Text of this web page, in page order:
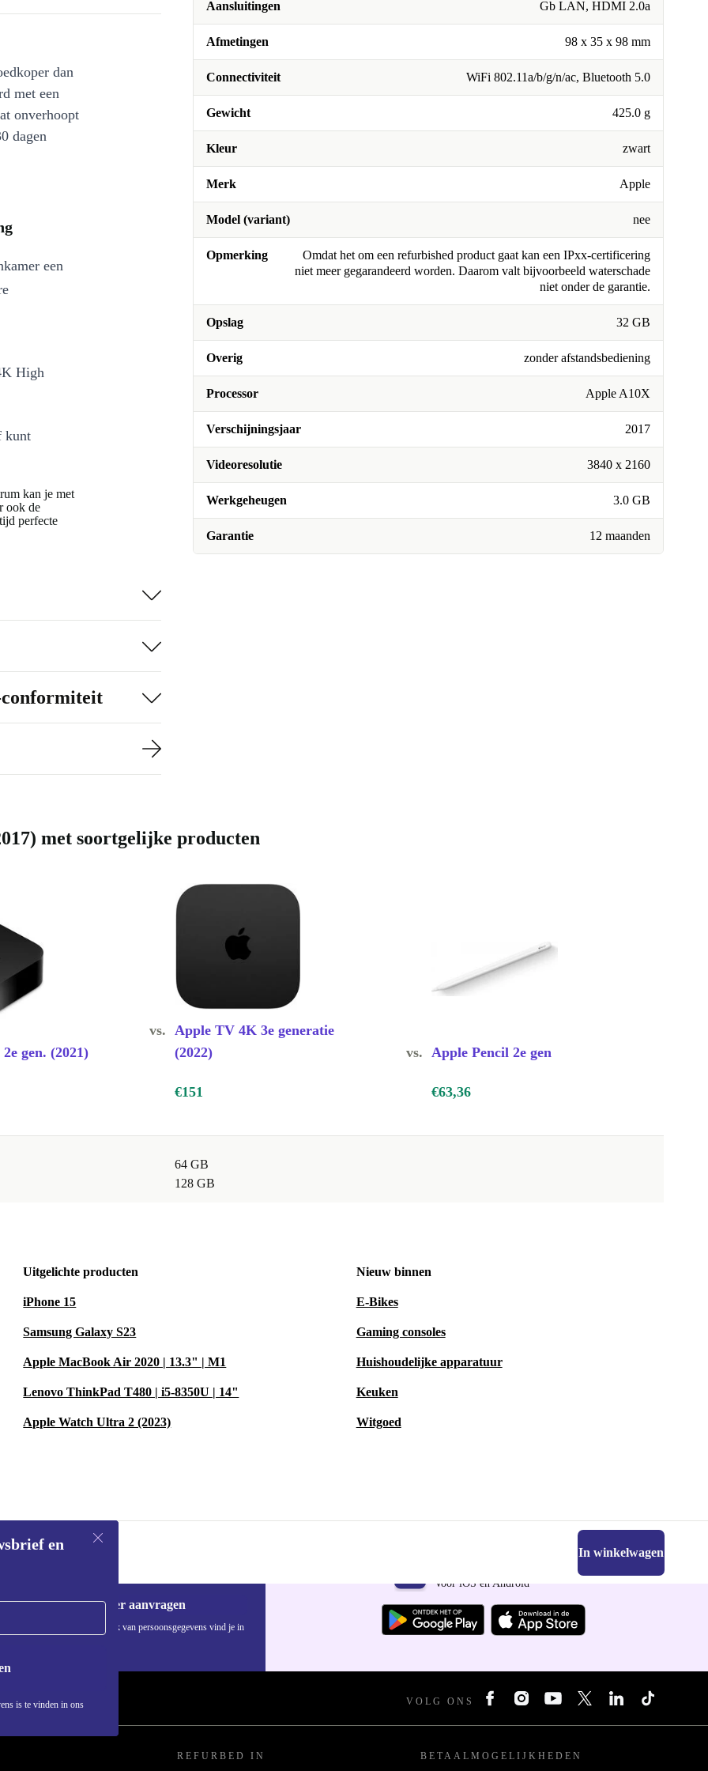
Aansluitingen Gb LAN, HDMI 2.0a
Afmetingen 98 x 35 x 98 mm
Connectiviteit WiFi 802.11a/b/g/n/ac, Bluetooth 5.0
Gewicht 425.0 g
Kleur zwart
Merk Apple
Model (variant) nee
Opmerking
Omdat het om een refurbished product gaat kan een IPxx-certificering
niet meer gegarandeerd worden. Daarom valt bijvoorbeeld waterschade
niet onder de garantie.
Opslag 32 GB
Overig zonder afstandsbediening
Processor Apple A10X
Verschijningsjaar 2017
Videoresolutie 3840 x 2160
Werkgeheugen 3.0 GB
Garantie 12 maanden
dan
met een
onverhoopt
dagen
een
High
kunt
kan je met
ook de
perfecte
TV 4K
een
Ben je
met soortgelijke producten
gen. (2021)
vs. Apple TV 4K 3e generatie
(2022)
vs. Apple Pencil 2e gen
€151 €63,36
64 GB
128 GB
Uitgelichte producten
iPhone 15
Samsung Galaxy S23
Apple MacBook Air 2020 | 13.3" | M1
Lenovo ThinkPad T480 | i5-8350U | 14"
Apple Watch Ultra 2 (2023)
Nieuw binnen
E-Bikes
Gaming consoles
Huishoudelijke apparatuur
Keuken
Witgoed
In winkelwagen
en
is te vinden in ons
Voucher aanvragen
Informatie over het gebruik van persoonsgegevens vind je in
Voor iOS en Android
VOLG ONS
REFURBED IN BETAALMOGELIJKHEDEN